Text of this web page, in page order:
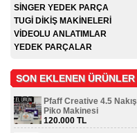
SİNGER YEDEK PARÇA
TUGİ DİKİŞ MAKİNELERİ
VİDEOLU ANLATIMLAR
YEDEK PARÇALAR
SON EKLENEN ÜRÜNLER
Pfaff Creative 4.5 Nakış
Piko Makinesi
120.000 TL